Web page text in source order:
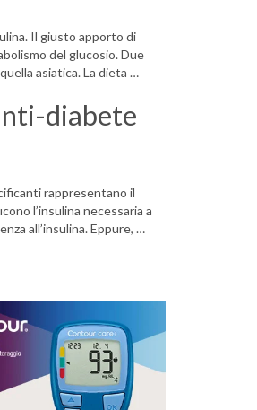
Il giusto apporto di
del glucosio. Due
asiatica. La dieta …
diabete
rappresentano il
l’insulina necessaria a
all’insulina. Eppure, …